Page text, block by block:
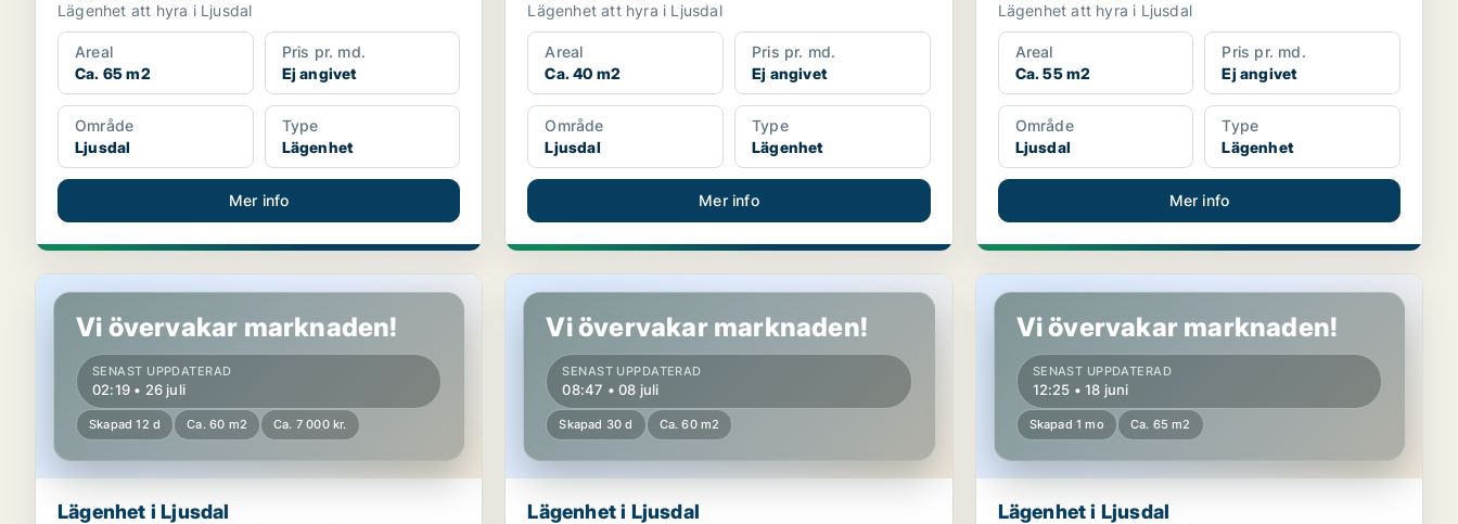
Lägenhet att hyra i Ljusdal
Areal
Ca. 65 m2
Pris pr. md.
Ej angivet
Område
Ljusdal
Type
Lägenhet
Mer info
Lägenhet att hyra i Ljusdal
Areal
Ca. 40 m2
Pris pr. md.
Ej angivet
Område
Ljusdal
Type
Lägenhet
Mer info
Lägenhet att hyra i Ljusdal
Areal
Ca. 55 m2
Pris pr. md.
Ej angivet
Område
Ljusdal
Type
Lägenhet
Mer info
Lägenhet i Ljusdal
Vi övervakar marknaden!
SENAST UPPDATERAD
02:19 • 26 juli
Skapad 12 d Ca. 60 m2 Ca. 7 000 kr.
Lägenhet i Ljusdal
Lägenhet i Ljusdal
Vi övervakar marknaden!
SENAST UPPDATERAD
08:47 • 08 juli
Skapad 30 d Ca. 60 m2
Lägenhet i Ljusdal
Lägenhet i Ljusdal
Vi övervakar marknaden!
SENAST UPPDATERAD
12:25 • 18 juni
Skapad 1 mo Ca. 65 m2
Lägenhet i Ljusdal